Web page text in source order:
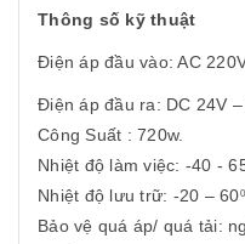
Thông số kỹ thuật
Điện áp đầu vào: AC
Điện áp đầu ra: DC 24V
Công Suất : 720w.
Nhiệt độ làm việc: -40 -
Nhiệt độ lưu trữ: -20 – 600
Bảo vệ quá áp/ quá tải: